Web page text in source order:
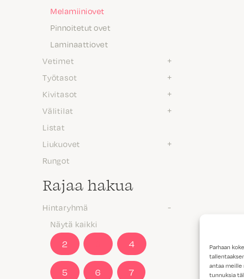
Parhaan
antaa
tunnuksia
Melamiiniovet
Pinnoitetut ovet
Laminaattiovet
Vetimet
Työtasot
Kivitasot
Välitilat
Listat
Liukuovet
Rungot
Rajaa hakua
Hintaryhmä
Näytä kaikki
2 4
5 6 7